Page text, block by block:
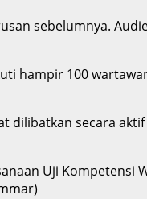
sebelumnya.
hampir 100
dilibatkan secara
Uji Kompetensi